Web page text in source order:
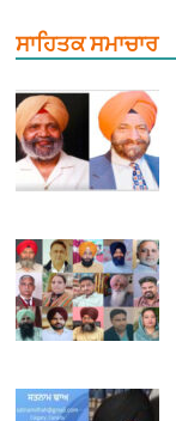
ਸਾਹਿਤਕ ਸਮਾਚਾਰ